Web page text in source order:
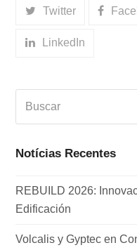
Twitter
LinkedIn
Notícias Recentes
REBUILD 2026:
Edificación
Volcalis y Gyptec en